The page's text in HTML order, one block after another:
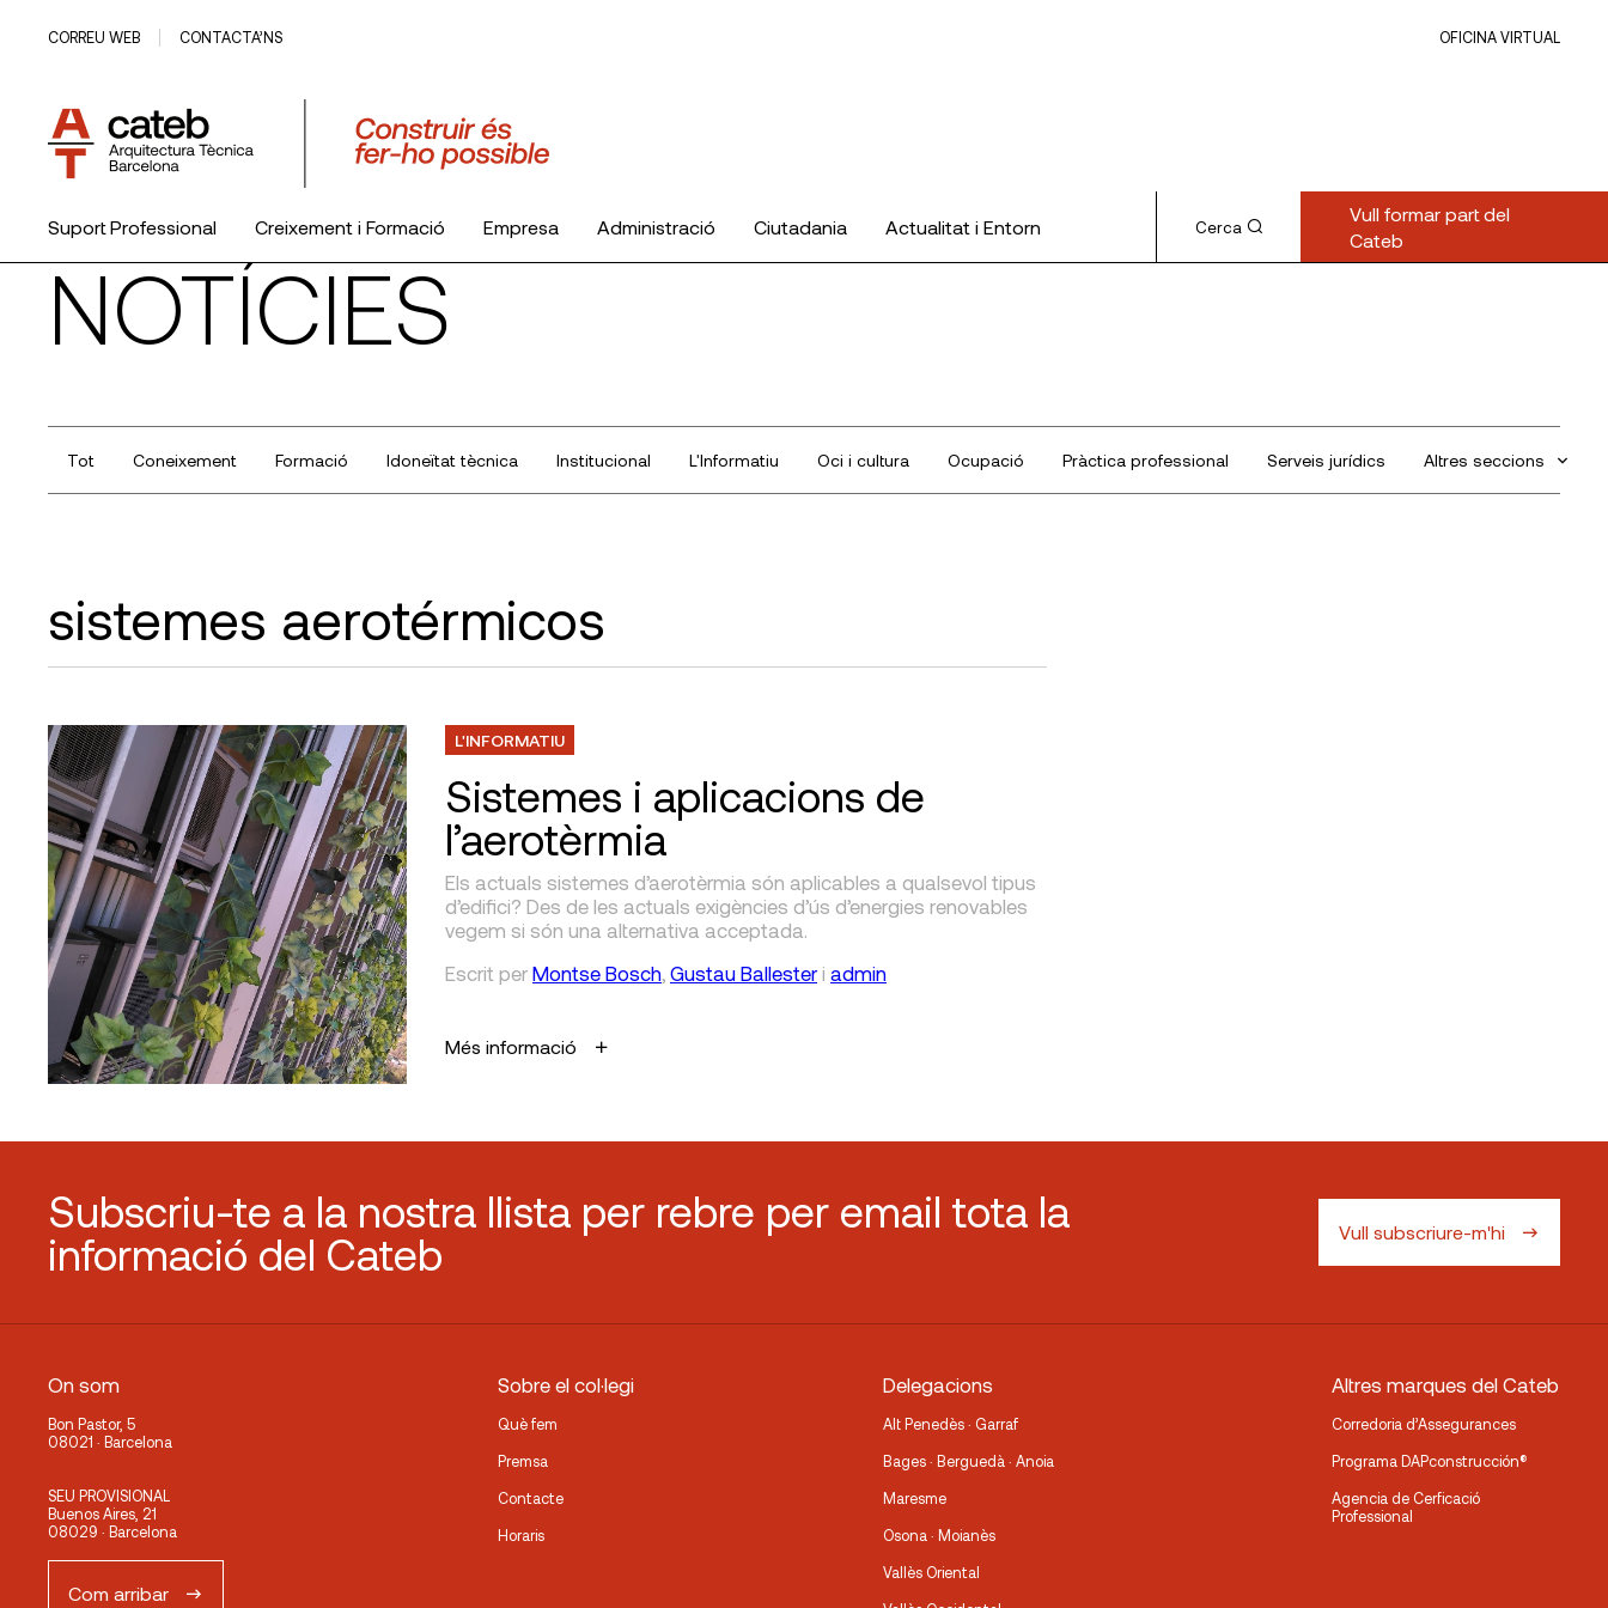
CORREU WEB CONTACTA’NS OFICINA VIRTUAL
Suport Professional Creixement i Formació Empresa Administració Ciutadania Actualitat i Entorn
El Col·legi
Cerca
Vull formar part del
Cateb
NOTÍCIES
Tot Coneixement Formació Idoneïtat tècnica Institucional L'Informatiu Oci i cultura Ocupació Pràctica professional Serveis jurídics Altres seccions
sistemes aerotérmicos
L'INFORMATIU
Sistemes i aplicacions de
l’aerotèrmia
Els actuals sistemes d’aerotèrmia són aplicables a qualsevol tipus
d’edifici? Des de les actuals exigències d’ús d’energies renovables
vegem si són una alternativa acceptada.
Escrit per Montse Bosch, Gustau Ballester i admin
Més informació
Subscriu-te a la nostra llista per rebre per email tota la
informació del Cateb
Vull subscriure-m'hi
On som
Bon Pastor, 5
08021 · Barcelona
SEU PROVISIONAL
Buenos Aires, 21
08029 · Barcelona
Com arribar
Sobre el col·legi
Què fem
Premsa
Contacte
Horaris
Delegacions
Alt Penedès · Garraf
Bages · Berguedà · Anoia
Maresme
Osona · Moianès
Vallès Oriental
Altres marques del Cateb
Corredoria d’Assegurances
Programa DAPconstrucción®
Agencia de Cerficació
Professional